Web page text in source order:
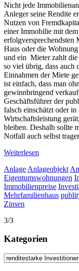
Nicht jede
Anleger seine Rendite
Nutzen von
einer Immobilie mit
erfolgversprechendsten
Haus oder die
und ein Mieter zahlt
so viel übrig, dass auch
Einnahmen der Miete
ist einfach, dass man
gewinnbringend
Geschäftsführer der
falsch einschätzt oder
Wirtschaftsleistung
bleiben. Deshalb sollte
Notfall auch selbst
Weiterlesen
Anlage Anlageobjekt
Eigentumswohnungen
Immobilienpreise
Mehrfamilienhaus
Zinsen
3/3
Kategorien
Kategorien